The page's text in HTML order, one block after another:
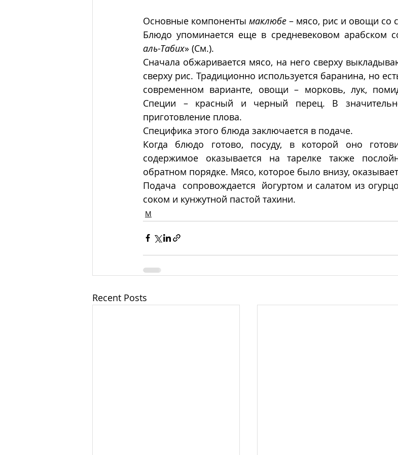
Основные компоненты маклюбе – мясо, рис и овощи со
Блюдо упоминается еще в средневековом арабском
аль-Табих» (См.).
Сначала обжаривается мясо, на него сверху
сверху рис. Традиционно используется баранина, но
современном варианте, овощи – морковь, лук,
Специи – красный и черный перец. В
приготовление плова.
Специфика этого блюда заключается в подаче.
Когда блюдо готово, посуду, в которой оно
содержимое оказывается на тарелке также
обратном порядке. Мясо, которое было внизу,
Подача  сопровождается  йогуртом и салатом из
соком и кунжутной пастой тахини.
М
Recent Posts